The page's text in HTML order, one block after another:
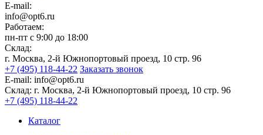
E-mail:
info@opt6.ru
Работаем:
пн-пт с 9:00 до 18:00
Склад:
г. Москва, 2-й Южнопортовый проезд, 10 стр. 96
+7 (495) 118-44-22 Заказать звонок
E-mail: info@opt6.ru
Склад: г. Москва, 2-й Южнопортовый проезд, 10 стр. 96
+7 (495) 118-44-22
Каталог